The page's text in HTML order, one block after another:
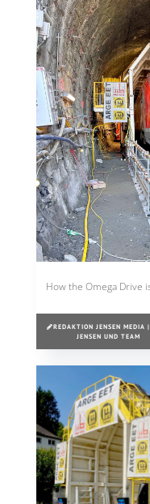
How the Omega Drive
REDAKTION JENSEN MEDIA
JENSEN UND TEAM